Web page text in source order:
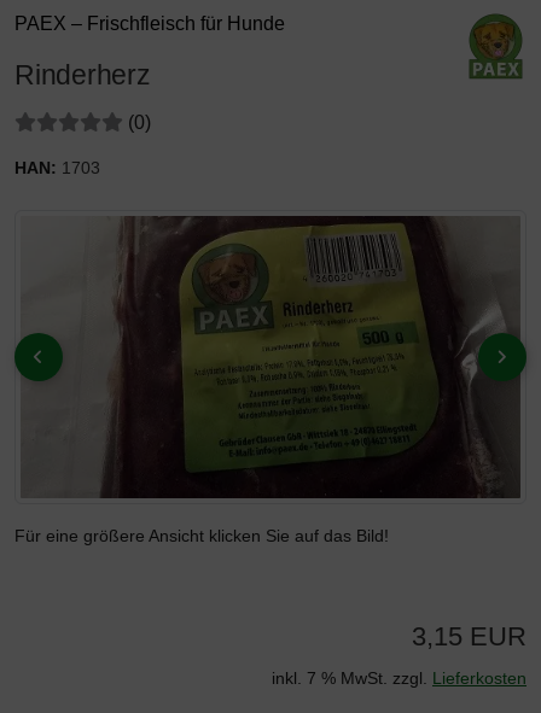
PAEX – Frischfleisch für Hunde
Rinderherz
Bewertungen:(0Bewertungen
)
HAN: 1703
Wenn mehr als ein Produktbild existiert, können Sie die
ZURÜCK VOR
Für eine größere Ansicht klicken Sie auf das Bild!
3,15 EUR
inkl. 7 % MwSt. zzgl. Lieferkosten